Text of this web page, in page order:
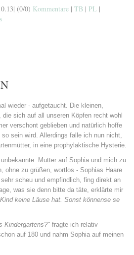
| (0/0) Kommentare | TB | PL |
wieder - aufgetaucht. Die kleinen,
die sich auf all unseren Köpfen recht wohl
verschont geblieben und natürlich hoffe
sein wird. Allerdings falle ich nun nicht,
in eine prophylaktische Hysterie.
Mutter auf Sophia und mich zu
ohne zu grüßen, wortlos - Sophias Haare
scheu und empfindlich, fing direkt an
was sie denn bitte da täte, erklärte mir
keine Läuse hat. Sonst könnense se
Kindergartens?" fragte ich relativ
auf 180 und nahm Sophia auf meinen